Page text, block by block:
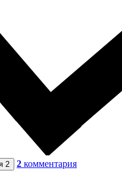
2 2 комментария